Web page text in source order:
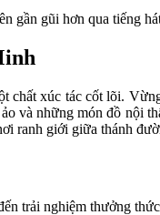
gũi hơn qua tiếng
chất xúc tác cốt lõi.
và những món đồ nội
ranh giới giữa thánh
trải nghiệm thưởng